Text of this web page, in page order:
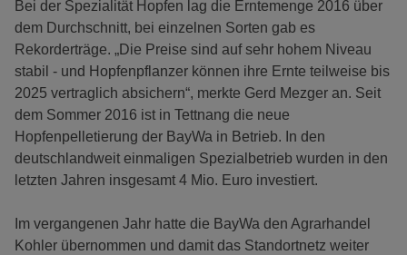
Bei der Spezialität Hopfen lag die Erntemenge 2016 über
dem Durchschnitt, bei einzelnen Sorten gab es
Rekorderträge. „Die Preise sind auf sehr hohem Niveau
stabil - und Hopfenpflanzer können ihre Ernte teilweise bis
2025 vertraglich absichern“, merkte Gerd Mezger an. Seit
dem Sommer 2016 ist in Tettnang die neue
Hopfenpelletierung der BayWa in Betrieb. In den
deutschlandweit einmaligen Spezialbetrieb wurden in den
letzten Jahren insgesamt 4 Mio. Euro investiert.
Im vergangenen Jahr hatte die BayWa den Agrarhandel
Kohler übernommen und damit das Standortnetz weiter